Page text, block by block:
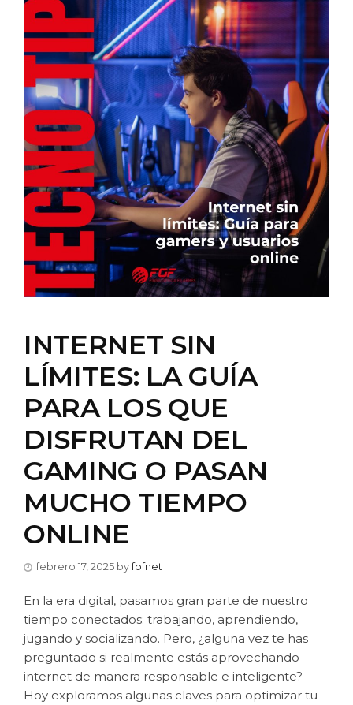
INTERNET SIN
LÍMITES: LA GUÍA
PARA LOS QUE
DISFRUTAN DEL
GAMING O PASAN
MUCHO TIEMPO
ONLINE
febrero 17, 2025 byfofnet
En la era digital, pasamos gran parte de nuestro
tiempo conectados: trabajando, aprendiendo,
jugando y socializando. Pero, ¿alguna vez te has
preguntado si realmente estás aprovechando
internet de manera responsable e inteligente?
Hoy exploramos algunas claves para optimizar tu